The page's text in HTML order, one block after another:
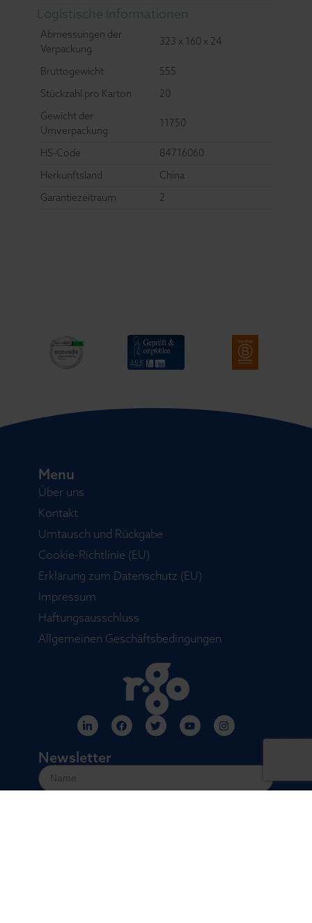
Logistische Informationen
Abmessungen der
Verpackung
323 x 160 x 24
Bruttogewicht
555
Stückzahl pro Karton
20
Gewicht der
Umverpackung
11750
HS-Code
84716060
Herkunftsland
China
Garantiezeitraum
2
Menu
Über uns
Kontakt
Umtausch und Rückgabe
Cookie-Richtlinie (EU)
Erklärung zum Datenschutz (EU)
Impressum
Haftungsausschluss
Allgemeinen Geschäftsbedingungen
Newsletter